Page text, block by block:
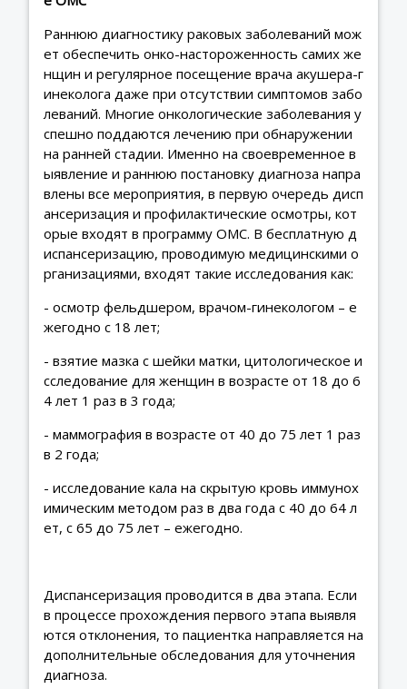
Раннюю диагностику раковых заболеваний мож
ет обеспечить онко-настороженность самих же
нщин и регулярное посещение врача акушера-г
инеколога даже при отсутствии симптомов забо
леваний. Многие онкологические заболевания у
спешно поддаются лечению при обнаружении
на ранней стадии. Именно на своевременное в
ыявление и раннюю постановку диагноза напра
влены все мероприятия, в первую очередь дисп
ансеризация и профилактические осмотры, кот
орые входят в программу ОМС. В бесплатную д
испансеризацию, проводимую медицинскими о
рганизациями, входят такие исследования как:
- осмотр фельдшером, врачом-гинекологом – е
жегодно с 18 лет;
- взятие мазка с шейки матки, цитологическое и
сследование для женщин в возрасте от 18 до 6
4 лет 1 раз в 3 года;
- маммография в возрасте от 40 до 75 лет 1 раз
в 2 года;
- исследование кала на скрытую кровь иммунох
имическим методом раз в два года с 40 до 64 л
ет, с 65 до 75 лет – ежегодно.
Диспансеризация проводится в два этапа. Если
в процессе прохождения первого этапа выявля
ются отклонения, то пациентка направляется на
дополнительные обследования для уточнения
диагноза.